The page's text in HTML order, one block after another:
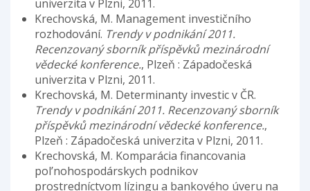
univerzita v Plzni, 2011.
Krechovská, M. Management investičního
rozhodování. Trendy v podnikání 2011.
Recenzovaný sborník příspěvků mezinárodní
vědecké konference., Plzeň : Západočeská
univerzita v Plzni, 2011.
Krechovská, M. Determinanty investic v ČR.
Trendy v podnikání 2011. Recenzovaný sborník
příspěvků mezinárodní vědecké konference.,
Plzeň : Západočeská univerzita v Plzni, 2011.
Krechovská, M. Komparácia financovania
pol’nohospodárskych podnikov
prostredníctvom lízingu a bankového úveru na